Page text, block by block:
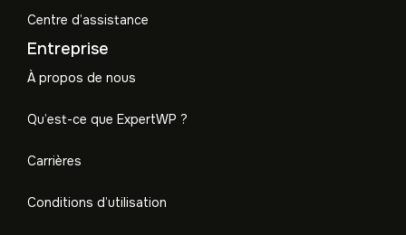
Centre d’assistance
Entreprise
À propos de nous
Qu’est-ce que ExpertWP ?
Carrières
Conditions d’utilisation